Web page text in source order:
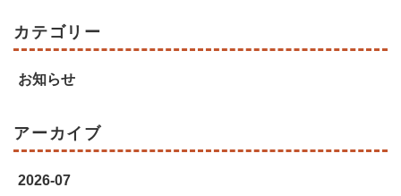
カテゴリー
お知らせ
アーカイブ
2026-07